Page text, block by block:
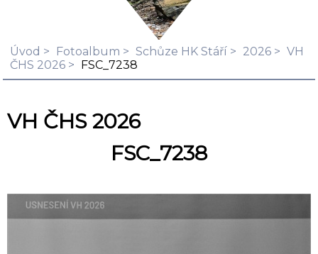
Úvod Fotoalbum Schůze HK Stáří 2026
VH
ČHS 2026
FSC_7238
VH ČHS 2026
FSC_7238